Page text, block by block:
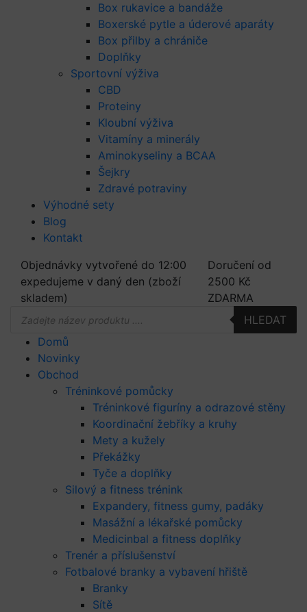
Box rukavice a bandáže
Boxerské pytle a úderové aparáty
Box přilby a chrániče
Doplňky
Sportovní výživa
CBD
Proteiny
Kloubní výživa
Vitamíny a minerály
Aminokyseliny a BCAA
Šejkry
Zdravé potraviny
Výhodné sety
Blog
Kontakt
Objednávky vytvořené do 12:00
expedujeme v daný den (zboží
skladem)
Doručení od
2500 Kč
ZDARMA
search
HLEDAT
Domů
Novinky
Obchod
Tréninkové pomůcky
Tréninkové figuríny a odrazové stěny
Koordinační žebříky a kruhy
Mety a kužely
Překážky
Tyče a doplňky
Silový a fitness trénink
Expandery, fitness gumy, padáky
Masážní a lékařské pomůcky
Medicinbal a fitness doplňky
Trenér a příslušenství
Fotbalové branky a vybavení hřiště
Branky
Sítě